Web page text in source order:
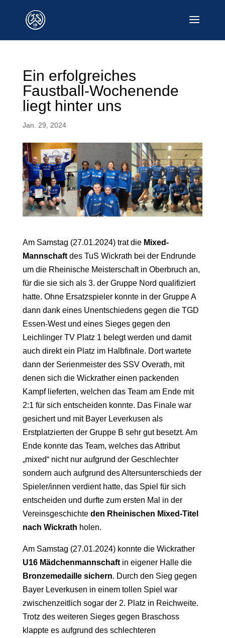
Ein erfolgreiches
Faustball-Wochenende
liegt hinter uns
Jan. 29, 2024
Am Samstag (27.01.2024) trat die Mixed-
Mannschaftdes TuS Wickrath bei der Endrunde
um die Rheinische Meisterschaft in Oberbruch an,
für die sie sich als 3. der Gruppe Nord qualifiziert
hatte. Ohne Ersatzspieler konnte in der Gruppe A
dann dank eines Unentschiedens gegen die TGD
Essen-West und eines Sieges gegen den
Leichlinger TV Platz 1 belegt werden und damit
auch direkt ein Platz im Halbfinale. Dort wartete
dann der Serienmeister des SSV Overath, mit
denen sich die Wickrather einen packenden
Kampf lieferten, welchen das Team am Ende mit
2:1 für sich entscheiden konnte. Das Finale war
gesichert und mit Bayer Leverkusen als
Erstplatzierten der Gruppe B sehr gut besetzt. Am
Ende konnte das Team, welches das Attribut
„mixed“ nicht nur aufgrund der Geschlechter
sondern auch aufgrund des Altersunterschieds der
Spieler/innen verdient hatte, das Spiel für sich
entscheiden und durfte zum ersten Mal in der
Vereinsgeschichte den Rheinischen Mixed-Titel
nach Wickrath holen.
Am Samstag (27.01.2024) konnte die Wickrather
U16 Mädchenmannschaftin eigener Halle die
Bronzemedaille sichern. Durch den Sieg gegen
Bayer Leverkusen in einem tollen Spiel war
zwischenzeitlich sogar der 2. Platz in Reichweite.
Trotz des weiteren Sieges gegen Braschoss
klappte es aufgrund des schlechteren